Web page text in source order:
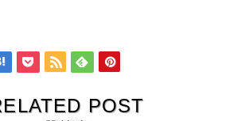
POST